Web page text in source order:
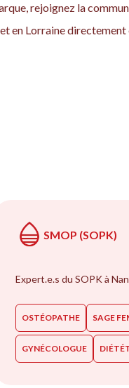
rejoignez la
en Lorraine directement
SMOP (SOPK)
Expert.e.s du SOPK à
OSTÉOPATHE SAGE
GYNÉCOLOGUE